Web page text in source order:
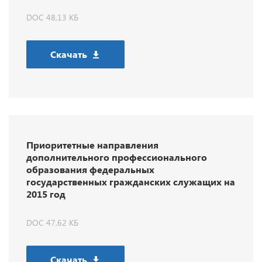
DOC 48,13 КБ
Скачать
Приоритетные направления
дополнительного профессионального
образования федеральных
государственных гражданских служащих на
2015 год
DOC 47,62 КБ
Скачать